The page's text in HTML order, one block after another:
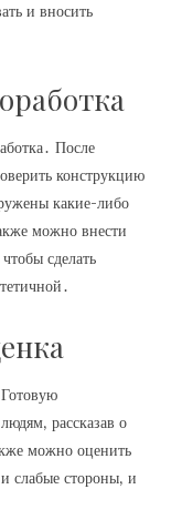
и вносить
После
конструкцию
какие-либо
можно внести
сделать
рассказав о
можно оценить
слабые стороны‚ и